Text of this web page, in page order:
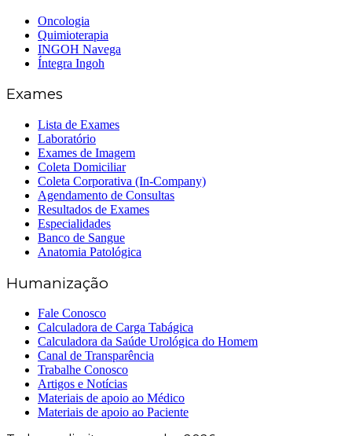
Oncologia
Quimioterapia
INGOH Navega
Íntegra Ingoh
Exames
Lista de Exames
Laboratório
Exames de Imagem
Coleta Domiciliar
Coleta Corporativa (In-Company)
Agendamento de Consultas
Resultados de Exames
Especialidades
Banco de Sangue
Anatomia Patológica
Humanização
Fale Conosco
Calculadora de Carga Tabágica
Calculadora da Saúde Urológica do Homem
Canal de Transparência
Trabalhe Conosco
Artigos e Notícias
Materiais de apoio ao Médico
Materiais de apoio ao Paciente